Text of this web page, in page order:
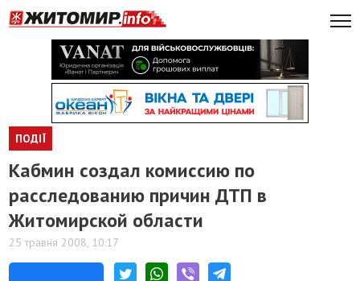
ПОДІЇ
Кабмин создал комиссию по
расследованию причин ДТП в
Житомирской области
25 травня 2008, 10:17